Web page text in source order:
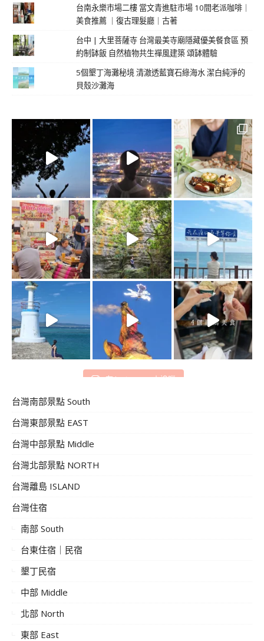
台南永樂市場二樓 當文青進駐市場 10間老派咖啡｜
美食推薦 ｜復古理髮廳｜古著
台中 | 大里菩薩寺 台灣最美寺廟隱藏優美餐食區 預
約制缽飯 自然植物共生禪風建築 頌缽體驗
5個墾丁海灘秘境 清澈透藍寶石綠海水 潔白純淨的
貝殼沙灘海
在 Instagram 上追蹤
台灣南部景點 South
台灣東部景點 EAST
台灣中部景點 Middle
台灣北部景點 NORTH
台灣離島 ISLAND
台灣住宿
南部 South
台東住宿｜民宿
墾丁民宿
中部 Middle
北部 North
東部 East